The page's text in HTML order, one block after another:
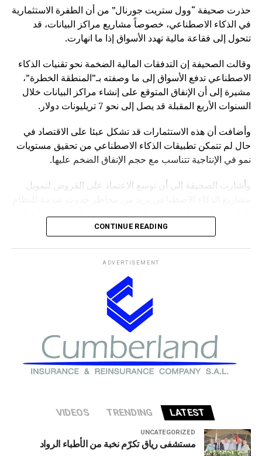
حذرت صحيفة “وول ستريت جورنال” من أن الطفرة الاستثمارية
في الذكاء الاصطناعي، خصوصاً مشاريع مراكز البيانات، قد
تتحول إلى فقاعة مالية تهدد الأسواق إذا ما انهارت.
وقالت الصحيفة إن التدفقات المالية الضخمة نحو تقنيات الذكاء
الاصطناعي تدفع الأسواق إلى ما وصفته بـ”المنطقة الخطرة”،
مشيرة إلى أن الإنفاق المتوقع على إنشاء مراكز البيانات خلال
السنوات الأربع المقبلة قد يصل إلى نحو 7 تريليونات دولار.
وأضافت أن هذه الاستثمارات قد تشكل عبئا على الاقتصاد في
حال لم تتمكن تطبيقات الذكاء الاصطناعي من تحقيق مستويات
نمو في الإنتاجية تتناسب مع حجم الإنفاق الضخم عليها.
وأشارت الصحيفة إلى أن توسع الاعتماد على القروض لتمويل
وكانت صحيفة “NOTUS” قد نقلت في وقت سابق أن محللين
في وزارة الخزانة الأميركية حذروا من ارتفاع المخاطر التي قد
تواجه الاقتصاد الأميركي إذا شهد قطاع الذكاء الاصطناعي
تصحيحا حادا أو انهيارا في التقييمات الاستثمارية.
CONTINUE READING
ADVERTISEMENT
LATEST
TRENDING
VIDEOS
UNCATEGORIZED
مستشفى رياق تكرّم نخبة من الأطباء الرواد